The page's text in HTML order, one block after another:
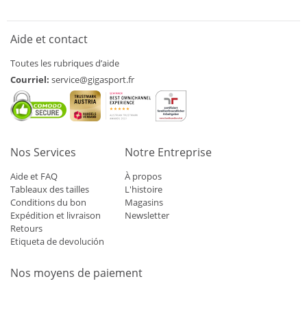
Aide et contact
Toutes les rubriques d’aide
Courriel: service@gigasport.fr
Nos Services
Aide et FAQ
Tableaux des tailles
Conditions du bon
Expédition et livraison
Retours
Etiqueta de devolución
Notre Entreprise
À propos
L'histoire
Magasins
Newsletter
Nos moyens de paiement